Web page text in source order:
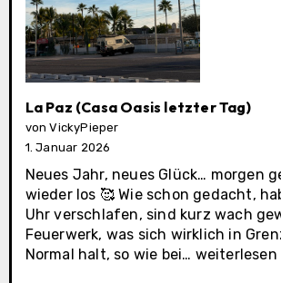
La Paz (Casa Oasis letzter Tag)
von VickyPieper
1. Januar 2026
Neues Jahr, neues Glück… morgen
wieder los 🥰 Wie schon gedacht,
Uhr verschlafen, sind kurz wach
Feuerwerk, was sich wirklich in
Normal halt, so wie bei… La
weiterlesen